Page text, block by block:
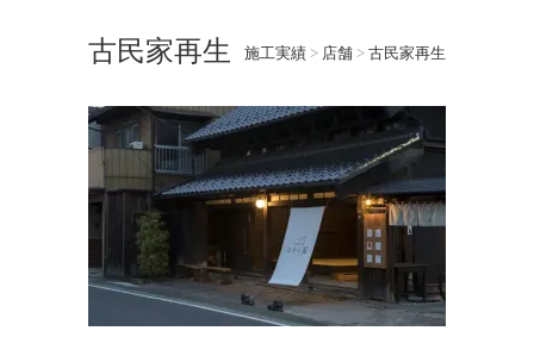
古民家再生 施工実績 > 店舗 > 古民家再生